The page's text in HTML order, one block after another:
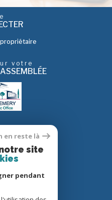
votre
en reste là
site
pendant